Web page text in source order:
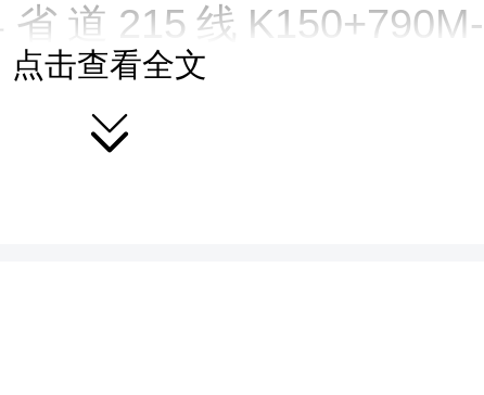
道215线K150+790M-
塘镇乐水河村－天塘镇台
速，限速值：70公里/小
点击查看全文
